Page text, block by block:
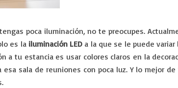
poca iluminación, no te preocupes.
es la iluminación LED a la que se le puede
a tu estancia es usar colores claros en la
esa sala de reuniones con poca luz. Y lo mejor